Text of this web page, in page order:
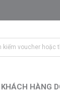
KHÁCH HÀNG